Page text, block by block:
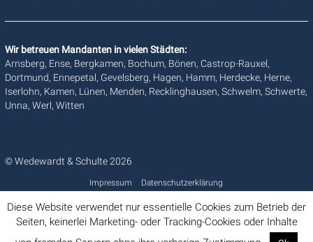
Wir betreuen Mandanten in vielen Städten:
Arnsberg, Ense, Bergkamen, Bochum, Bönen, Castrop-Rauxel,
Dortmund, Ennepetal, Gevelsberg, Hagen, Hamm, Herdecke, Herne,
Iserlohn, Kamen, Lünen, Menden, Recklinghausen, Schwelm, Schwerte,
Unna, Werl, Witten
© Wedewardt & Schulte 2026
Impressum Datenschutzerklärung
Diese Website verwendet nur essentielle Cookies zum Betrieb der
Seiten, keinerlei Marketing- oder Tracking-Cookies oder Inhalte